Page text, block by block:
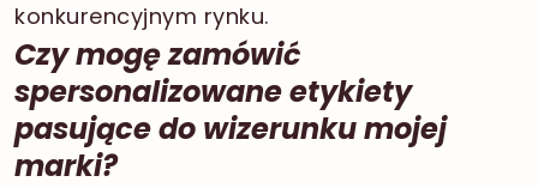
konkurencyjnym rynku.
Czy mogę zamówić
spersonalizowane etykiety
pasujące do wizerunku mojej
marki?